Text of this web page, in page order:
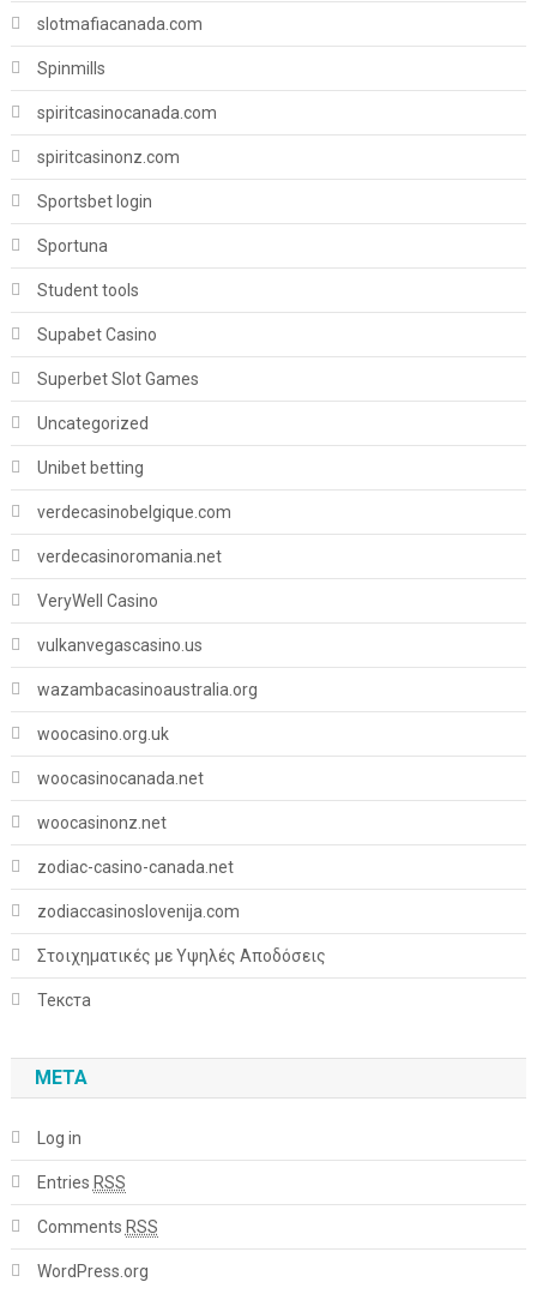
slotmafiacanada.com
Spinmills
spiritcasinocanada.com
spiritcasinonz.com
Sportsbet login
Sportuna
Student tools
Supabet Casino
Superbet Slot Games
Uncategorized
Unibet betting
verdecasinobelgique.com
verdecasinoromania.net
VeryWell Casino
vulkanvegascasino.us
wazambacasinoaustralia.org
woocasino.org.uk
woocasinocanada.net
woocasinonz.net
zodiac-casino-canada.net
zodiaccasinoslovenija.com
Στοιχηματικές με Υψηλές Αποδόσεις
Текста
META
Log in
Entries RSS
Comments RSS
WordPress.org